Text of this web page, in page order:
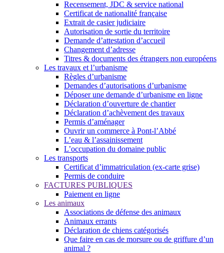
Recensement, JDC & service national
Certificat de nationalité française
Extrait de casier judiciaire
Autorisation de sortie du territoire
Demande d’attestation d’accueil
Changement d’adresse
Titres & documents des étrangers non européens
Les travaux et l’urbanisme
Règles d’urbanisme
Demandes d’autorisations d’urbanisme
Déposer une demande d’urbanisme en ligne
Déclaration d’ouverture de chantier
Déclaration d’achèvement des travaux
Permis d’aménager
Ouvrir un commerce à Pont-l’Abbé
L’eau & l’assainissement
L’occupation du domaine public
Les transports
Certificat d’immatriculation (ex-carte grise)
Permis de conduire
FACTURES PUBLIQUES
Paiement en ligne
Les animaux
Associations de défense des animaux
Animaux errants
Déclaration de chiens catégorisés
Que faire en cas de morsure ou de griffure d’un
animal ?